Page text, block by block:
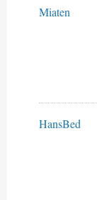
Miaten
HansBed